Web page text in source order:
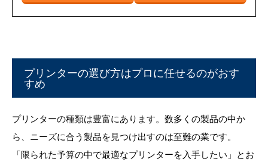
プリンターの選び方はプロに任せるのがおす
すめ
プリンターの種類は豊富にあります。数多くの製品の中か
ら、ニーズに合う製品を見つけ出すのは至難の業です。
「限られた予算の中で最適なプリンターを入手したい」とお